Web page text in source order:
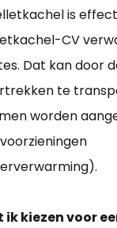
is
CV
Dat kan door
te
worden
kiezen voor